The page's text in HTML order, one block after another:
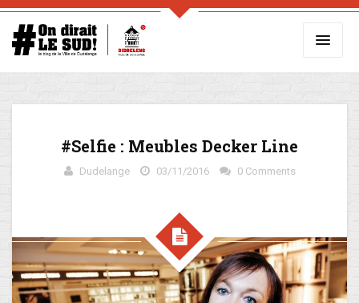
#Selfie : Meubles Decker Line
Dudelange 03/11/2016 0 Comments